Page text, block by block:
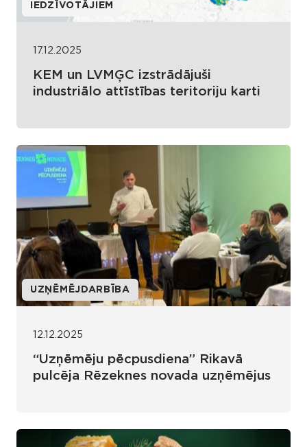
IEDZĪVOTĀJIEM
17.12.2025
KEM un LVMĢC izstrādājuši
industriālo attīstības teritoriju karti
UZŅĒMĒJDARBĪBA
12.12.2025
“Uzņēmēju pēcpusdiena” Rikavā
pulcēja Rēzeknes novada uzņēmējus